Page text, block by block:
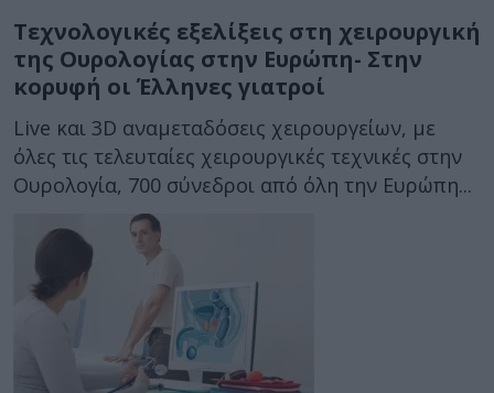
Τεχνολογικές εξελίξεις στη χειρουργική
της Ουρολογίας στην Ευρώπη- Στην
κορυφή οι Έλληνες γιατροί
Live και 3D αναμεταδόσεις χειρουργείων, με
όλες τις τελευταίες χειρουργικές τεχνικές στην
Ουρολογία, 700 σύνεδροι από όλη την Ευρώπη...